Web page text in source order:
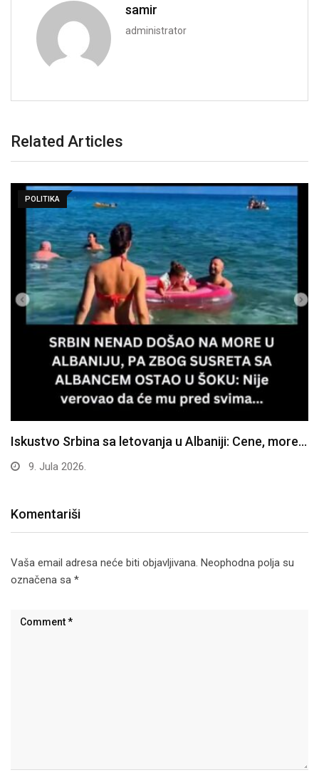
samir
administrator
Related Articles
POLITIKA
Iskustvo Srbina sa letovanja u Albaniji: Cene, more…
9. Jula 2026.
Komentariši
Vaša email adresa neće biti objavljivana. Neophodna polja su
označena sa *